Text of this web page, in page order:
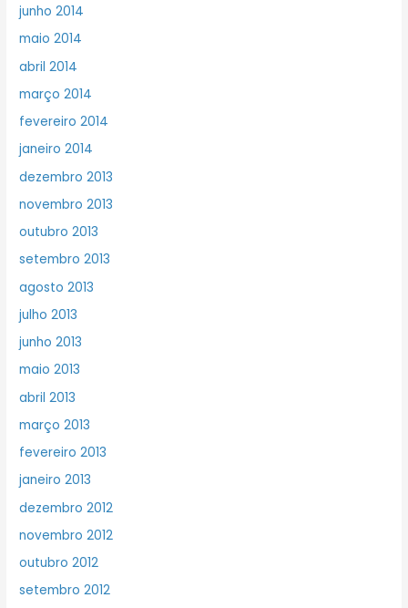
junho 2014
maio 2014
abril 2014
março 2014
fevereiro 2014
janeiro 2014
dezembro 2013
novembro 2013
outubro 2013
setembro 2013
agosto 2013
julho 2013
junho 2013
maio 2013
abril 2013
março 2013
fevereiro 2013
janeiro 2013
dezembro 2012
novembro 2012
outubro 2012
setembro 2012